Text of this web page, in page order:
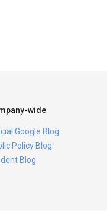
wide
Google Blog
Policy Blog
Blog